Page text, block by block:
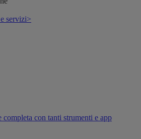
servizi>
completa con tanti strumenti e app